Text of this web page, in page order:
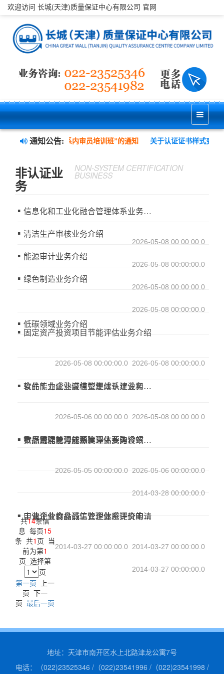
欢迎访问 长城(天津)质量保证中心有限公司 官网
通知公告:
健康安全管理三体系内审员培训班”的通知 关于认证证书样式变更
非认证业
务
NON-SYSTEM CERTIFICATION
BUSINESS
信息化和工业化融合管理体系业务介绍
2026-05-08 00:00:00.0
清洁生产审核业务介绍
2026-05-08 00:00:00.0
能源审计业务介绍
2026-05-08 00:00:00.0
绿色制造业务介绍
2026-05-08 00:00:00.0
固定资产投资项目节能评估业务介绍
2026-05-08 00:00:00.0
低碳领域业务介绍
2026-05-08 00:00:00.0
食品工业企业诚信管理体系建设和评价业务介绍
2026-05-08 00:00:00.0
软件能力成熟度模型集成认证业务介绍
2026-05-06 00:00:00.0
数据管理能力成熟度评估业务介绍
2026-05-06 00:00:00.0
重点用能单位能源管理体系建设效果评价业务介绍
2026-05-05 00:00:00.0
食品诚信管理体系建立主要内容
2014-03-28 00:00:00.0
申请评价的食品工业企业应提交的文件和资料
2014-03-27 00:00:00.0
工业企业食品诚信管理体系评价工作程序
2014-03-27 00:00:00.0
工业企业食品诚信管理体系评价申请
2014-03-27 00:00:00.0
共14条信
息 每页15
条 共1 页 当
前为第1
页 选择第
页
第一页 上一
页 下一
页 最后一页
地址：天津市南开区水上北路津龙公寓7号
电话：（022)23525346 /（022)23541996 /（022)23541998 /